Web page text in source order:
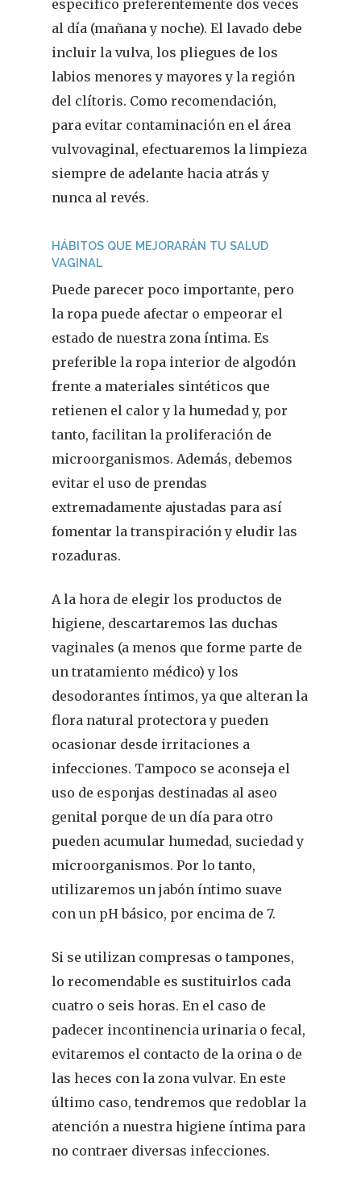
específico preferentemente dos veces
al día (mañana y noche). El lavado debe
incluir la vulva, los pliegues de los
labios menores y mayores y la región
del clítoris. Como recomendación,
para evitar contaminación en el área
vulvovaginal, efectuaremos la limpieza
siempre de adelante hacia atrás y
nunca al revés.
HÁBITOS QUE MEJORARÁN TU SALUD
VAGINAL
Puede parecer poco importante, pero
la ropa puede afectar o empeorar el
estado de nuestra zona íntima. Es
preferible la ropa interior de algodón
frente a materiales sintéticos que
retienen el calor y la humedad y, por
tanto, facilitan la proliferación de
microorganismos. Además, debemos
evitar el uso de prendas
extremadamente ajustadas para así
fomentar la transpiración y eludir las
rozaduras.
A la hora de elegir los productos de
higiene, descartaremos las duchas
vaginales (a menos que forme parte de
un tratamiento médico) y los
desodorantes íntimos, ya que alteran la
flora natural protectora y pueden
ocasionar desde irritaciones a
infecciones. Tampoco se aconseja el
uso de esponjas destinadas al aseo
genital porque de un día para otro
pueden acumular humedad, suciedad y
microorganismos. Por lo tanto,
utilizaremos un jabón íntimo suave
con un pH básico, por encima de 7.
Si se utilizan compresas o tampones,
lo recomendable es sustituirlos cada
cuatro o seis horas. En el caso de
padecer incontinencia urinaria o fecal,
evitaremos el contacto de la orina o de
las heces con la zona vulvar. En este
último caso, tendremos que redoblar la
atención a nuestra higiene íntima para
no contraer diversas infecciones.
FARMACÉUTICOS DE
Cuídate
Actualidad